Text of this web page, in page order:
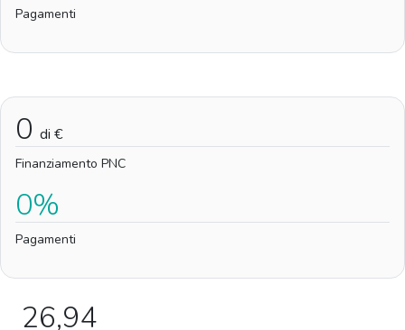
Pagamenti
0 di €
Finanziamento PNC
0%
Pagamenti
26,94